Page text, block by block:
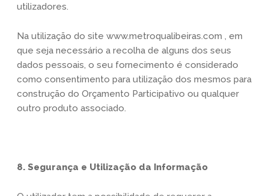
utilizadores.
Na utilização do site www.metroqualibeiras.com , em
que seja necessário a recolha de alguns dos seus
dados pessoais, o seu fornecimento é considerado
como consentimento para utilização dos mesmos para
construção do Orçamento Participativo ou qualquer
outro produto associado.
8. Segurança e Utilização da Informação